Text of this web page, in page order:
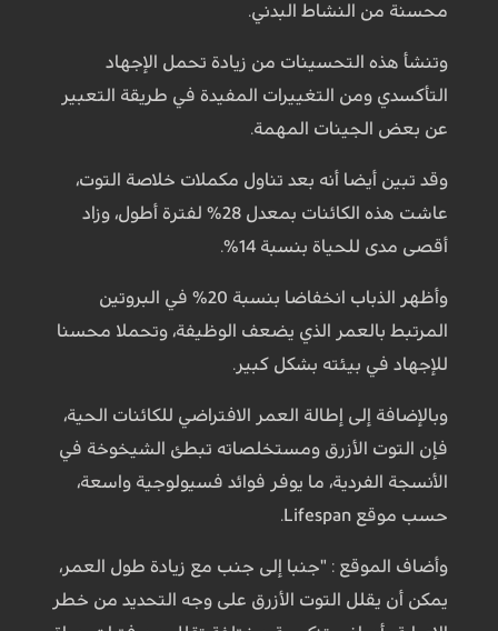
محسنة من النشاط البدني.
وتنشأ هذه التحسينات من زيادة تحمل الإجهاد
التأكسدي ومن التغييرات المفيدة في طريقة التعبير
عن بعض الجينات المهمة.
وقد تبين أيضا أنه بعد تناول مكملات خلاصة التوت،
عاشت هذه الكائنات بمعدل 28% لفترة أطول، وزاد
أقصى مدى للحياة بنسبة 14%.
وأظهر الذباب انخفاضا بنسبة 20% في البروتين
المرتبط بالعمر الذي يضعف الوظيفة، وتحملا محسنا
للإجهاد في بيئته بشكل كبير.
وبالإضافة إلى إطالة العمر الافتراضي للكائنات الحية،
فإن التوت الأزرق ومستخلصاته تبطئ الشيخوخة في
الأنسجة الفردية، ما يوفر فوائد فسيولوجية واسعة،
حسب موقع Lifespan.
وأضاف الموقع : "جنبا إلى جنب مع زيادة طول العمر،
يمكن أن يقلل التوت الأزرق على وجه التحديد من خطر